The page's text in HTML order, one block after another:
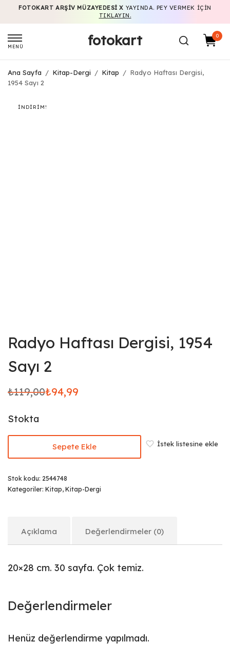
FOTOKART ARŞIV MÜZAYEDESI X YAYINDA. PEY VERMEK IÇIN
TIKLAYIN.
MENÜ fotokart 0
Ana Sayfa / Kitap-Dergi / Kitap / Radyo Haftası Dergisi,
1954 Sayı 2
İNDIRIM!
Radyo Haftası Dergisi, 1954
Sayı 2
₺119,00
Orijinal
₺119,00.
₺94,99
Şu
fiyat:
₺94,99.
Stokta
Sepete Ekle İstek listesine ekle
Stok kodu: 2544748
Kategoriler: Kitap, Kitap-Dergi
Açıklama Değerlendirmeler (0)
20×28 cm. 30 sayfa. Çok temiz.
Değerlendirmeler
Henüz değerlendirme yapılmadı.